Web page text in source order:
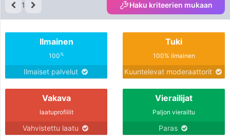
1 Haku kriteerien mukaan
Ilmainen
100%
Ilmaiset palvelut
Tuki
100% ilmainen
Kuuntelevat moderaattorit
Vakava
laatuprofiilit
Vahvistettu laatu
Vierailijat
Paljon vierailtu
Paras